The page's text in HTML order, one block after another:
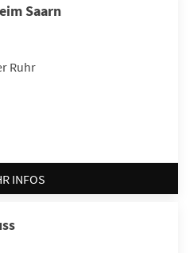
Saarn
Ruhr
INFOS